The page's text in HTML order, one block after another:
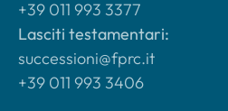
+39 011 993 3377
Lasciti testamentari:
successioni@fprc.it
+39 011 993 3406